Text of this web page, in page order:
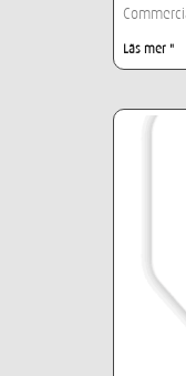
Läs mer "